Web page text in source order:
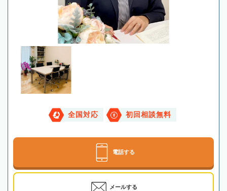
全国対応 初回相談無料
電話する
メールする